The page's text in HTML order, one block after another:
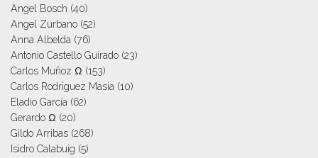
Angel Bosch (40)
Angel Zurbano (52)
Anna Albelda (76)
Antonio Castello Guirado (23)
Carlos Muñoz Ω (153)
Carlos Rodriguez Masia (10)
Eladio García (62)
Gerardo Ω (20)
Gildo Arribas (268)
Isidro Calabuig (5)